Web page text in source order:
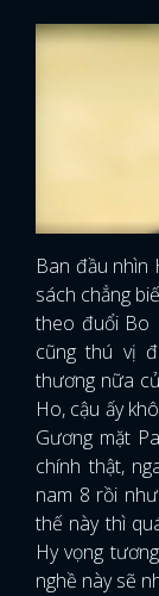
Ban đầu nhìn
sách chẳng
theo đuổi Bo
cũng thú vị
thương nữa
Ho, cậu ấy
Gương mặt
chính thật,
nam 8 rồi
thế này thì
Hy vọng
nghề này sẽ